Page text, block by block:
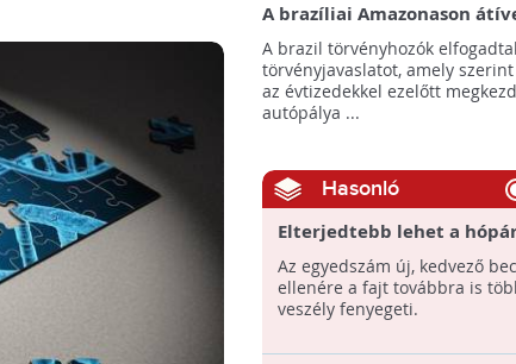
A brazíliai Amazonason
autópálya robbanásszerű
erdőirtást indíthat el
A brazil törvényhozók
törvényjavaslatot, amely
az évtizedekkel ezelőtt
autópálya ...
Hasonló
Elterjedtebb lehet a
eddig véltnél
Az egyedszám új, kedvező
ellenére a fajt továbbra is
veszély fenyegeti.